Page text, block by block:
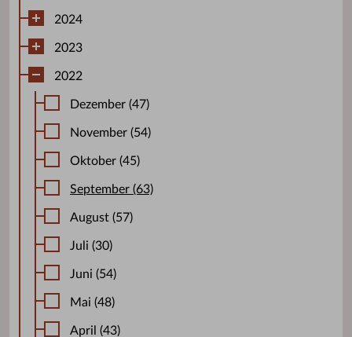
2024
2023
2022
Dezember (47)
November (54)
Oktober (45)
September (63)
August (57)
Juli (30)
Juni (54)
Mai (48)
April (43)